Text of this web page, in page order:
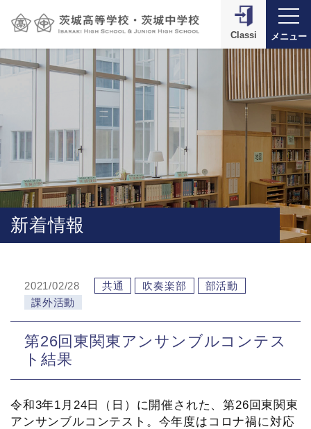
Classi メニュー
新着情報
2021/02/28 共通 吹奏楽部
部活動
課外活動
第26回東関東アンサンブルコンテス
ト結果
令和3年1月24日（日）に開催された、第26回東関東
アンサンブルコンテスト。今年度はコロナ禍に対応